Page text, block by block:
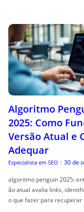
Algoritmo
2025: Como
Versão Atual e
Adequar
Especialista em SEO | 30 de
algoritmo penguin 2025:
ão atual avalia links,
o que fazer para recuperar